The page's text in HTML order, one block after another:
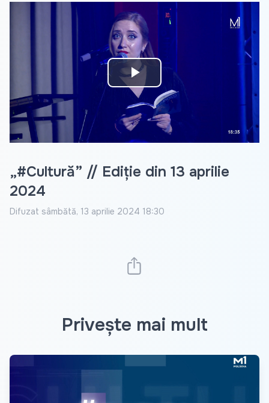
Play
Video
„#Cultură” // Ediție din 13 aprilie
2024
Difuzat sâmbătă, 13 aprilie 2024 18:30
Privește mai mult